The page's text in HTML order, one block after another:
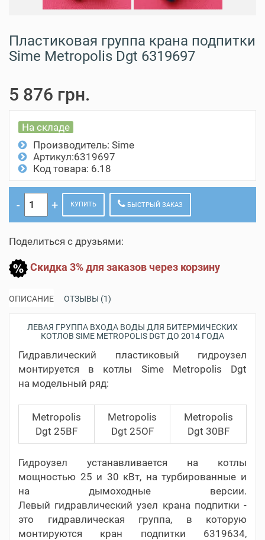
Пластиковая группа крана подпитки
Sime Metropolis Dgt 6319697
5 876 грн.
На складе
Производитель: Sime
Артикул:6319697
Код товара: 6.18
КУПИТЬ БЫСТРЫЙ ЗАКАЗ
Поделиться с друзьями:
Скидка 3% для заказов через корзину
ОПИСАНИЕ ОТЗЫВЫ (1)
ЛЕВАЯ ГРУППА ВХОДА ВОДЫ ДЛЯ БИТЕРМИЧЕСКИХ
КОТЛОВ SIME METROPOLIS DGT ДО 2014 ГОДА
Гидравлический пластиковый гидроузел
монтируется в котлы Sime Metropolis Dgt
на модельный ряд:
Metropolis
Dgt 25BF
Metropolis
Dgt 25OF
Metropolis
Dgt 30BF
Гидроузел устанавливается на котлы
мощностью 25 и 30 кВт, на турбированные и
на дымоходные версии.
Левый гидравлический узел крана подпитки -
это гидравлическая группа, в которую
монтируются кран подпитки 6319634,